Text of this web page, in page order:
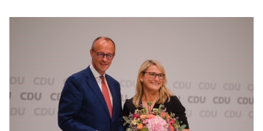
PRESSEFOTOS
MEIN BÜRGERBÜRO
MEIN WAHLKREIS
ZIELE
Redebeiträge